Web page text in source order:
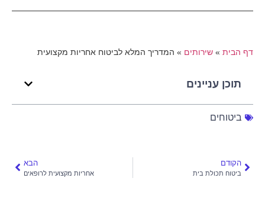
דף הבית» שירותים» המדריך המלא לביטוח אחריות מקצועית
תוכן עניינים
ביטוחים
הקודם
ביטוח תכולת בית
הבא
אחריות מקצועית לרופאים